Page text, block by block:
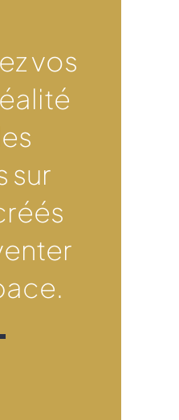
vos
sur